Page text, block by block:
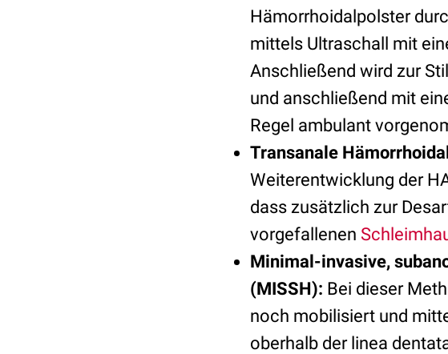
Hämorrhoidalpolster
mittels Ultraschall mit
Anschließend wird zur
und anschließend mit
Regel ambulant
Transanale
Weiterentwicklung der
dass zusätzlich zur
vorgefallenen
Minimal-invasive,
(MISSH): Bei dieser
noch mobilisiert und
oberhalb der linea